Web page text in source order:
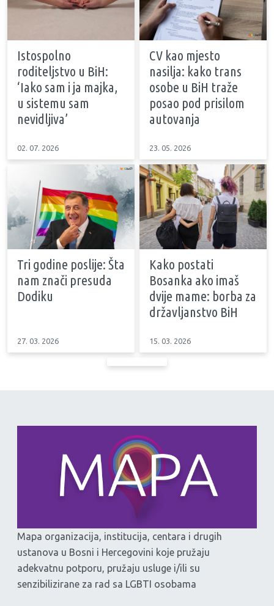
Istospolno
roditeljstvo u BiH:
‘Iako sam i ja majka,
u sistemu sam
nevidljiva’
02. 07. 2026
CV kao mjesto
nasilja: kako trans
osobe u BiH traže
posao pod prisilom
autovanja
23. 05. 2026
Tri godine poslije: Šta
nam znači presuda
Dodiku
27. 03. 2026
Kako postati
Bosanka ako imaš
dvije mame: borba za
državljanstvo BiH
15. 03. 2026
Mapa organizacija, institucija, centara i drugih
ustanova u Bosni i Hercegovini koje pružaju
adekvatnu potporu, pružaju usluge i/ili su
senzibilizirane za rad sa LGBTI osobama